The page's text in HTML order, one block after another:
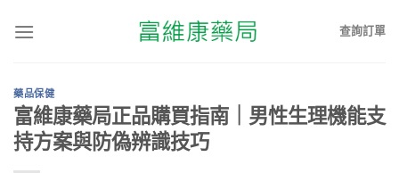
查詢訂單
藥品保健
富維康藥局正品購買指南｜男性生理機能支
持方案與防偽辨識技巧